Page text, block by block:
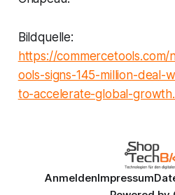
Bildquelle:
https://
ools-signs-145-million-deal-
to-accelerate-global-
AnmeldenImpressum